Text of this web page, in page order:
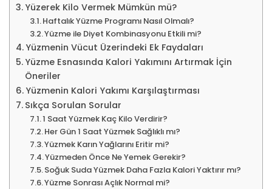
Yüzerek Kilo Vermek Mümkün mü?
Haftalık Yüzme Programı Nasıl Olmalı?
Yüzme ile Diyet Kombinasyonu Etkili mi?
Yüzmenin Vücut Üzerindeki Ek Faydaları
Yüzme Esnasında Kalori Yakımını Artırmak İçin
Öneriler
Yüzmenin Kalori Yakımı Karşılaştırması
Sıkça Sorulan Sorular
1 Saat Yüzmek Kaç Kilo Verdirir?
Her Gün 1 Saat Yüzmek Sağlıklı mı?
Yüzmek Karın Yağlarını Eritir mi?
Yüzmeden Önce Ne Yemek Gerekir?
Soğuk Suda Yüzmek Daha Fazla Kalori Yaktırır mı?
Yüzme Sonrası Açlık Normal mi?